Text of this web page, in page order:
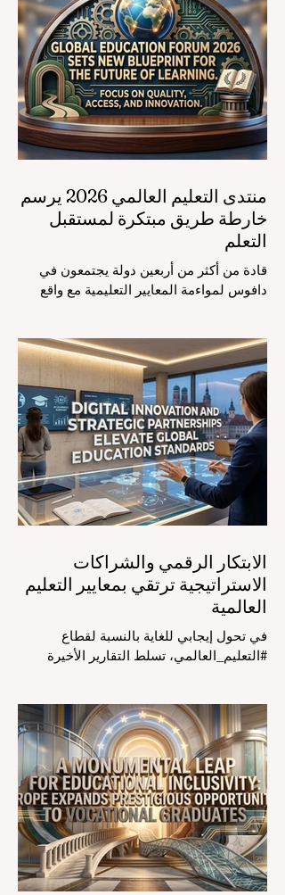
منتدى التعليم العالمي 2026 يرسم
خارطة طريق مبتكرة لمستقبل
التعلم
قادة من أكثر من أربعين دولة يجتمعون في
دافوس لمواءمة المعايير التعليمية مع واقع
مشهد #التعليم_العالمي تحولاً جذرياً وتاريخياً.
في الرابع من أغسطس 2026، توافد خبراء
دوليون وصناع قرار ومبتكرون في مجال
#تكنولوجيا_التعليم إلى مركز المؤتمرات في
دافوس لمناقشة التحديات والفرص الأكثر
إلحاحاً في قطاع التعلم. أثبت هذا الحدث
البارز، الذي عُقد في لحظة حاسمة، أن إعطاء
الأولوية لرفع #جودة_التعليم هو المحفز
الأساسي وال
الابتكار الرقمي والشراكات
الاستراتيجية ترتقي بمعايير التعليم
العالمية
في تحول إيجابي للغاية بالنسبة لقطاع
#التعليم_العالمي، تسلط التقارير الأخيرة
الفصول الدراسية في جميع أنحاء العالم، وهو
أمر يثير اهتماماً كبيراً في الأوساط الأكاديمية
العربية التي تسعى للريادة. إن الدمج السريع
لمساعدي #الذكاء_الاصطناعي المتخصصين
والمصممين خصيصاً للمعلمين يُحدث ثورة
حقيقية في مهنة التدريس. ومن خلال الأتمتة
الناجحة للمهام الإدارية التي تستغرق وقتاً
طويلاً، تبشر هذه الأدوات المتقدمة بعصر